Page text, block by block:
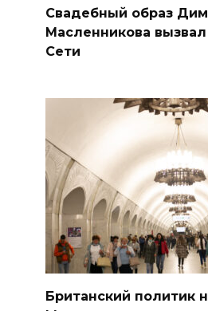
Свадебный образ
Масленникова вызвал
Сети
Британский политик